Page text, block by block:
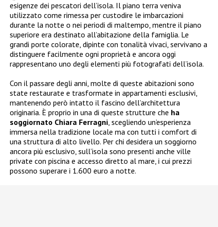
esigenze dei pescatori dell’isola. Il piano terra veniva
utilizzato come rimessa per custodire le imbarcazioni
durante la notte o nei periodi di maltempo, mentre il piano
superiore era destinato all’abitazione della famiglia. Le
grandi porte colorate, dipinte con tonalità vivaci, servivano a
distinguere facilmente ogni proprietà e ancora oggi
rappresentano uno degli elementi più fotografati dell’isola.
Con il passare degli anni, molte di queste abitazioni sono
state restaurate e trasformate in appartamenti esclusivi,
mantenendo però intatto il fascino dell’architettura
originaria. È proprio in una di queste strutture che ha
soggiornato Chiara Ferragni , scegliendo un’esperienza
immersa nella tradizione locale ma con tutti i comfort di
una struttura di alto livello. Per chi desidera un soggiorno
ancora più esclusivo, sull’isola sono presenti anche ville
private con piscina e accesso diretto al mare, i cui prezzi
possono superare i 1.600 euro a notte.